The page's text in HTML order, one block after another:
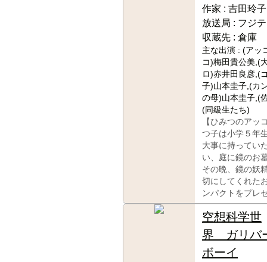
作家 : 吉田玲子
放送局 : フジ
収蔵先 : 倉庫
主な出演 : (アッ
コ)梅田貴公美,(
ロ)赤井田良彦,(
子)山本圭子,(カ
の母)山本圭子,(
(同級生たち)
【ひみつのアッ
つ子は小学５年
大事に持ってい
い、庭に鏡のお
その晩、鏡の妖
切にしてくれた
ンパクトをプレ
空想科学世
界 ガリバ
ボーイ